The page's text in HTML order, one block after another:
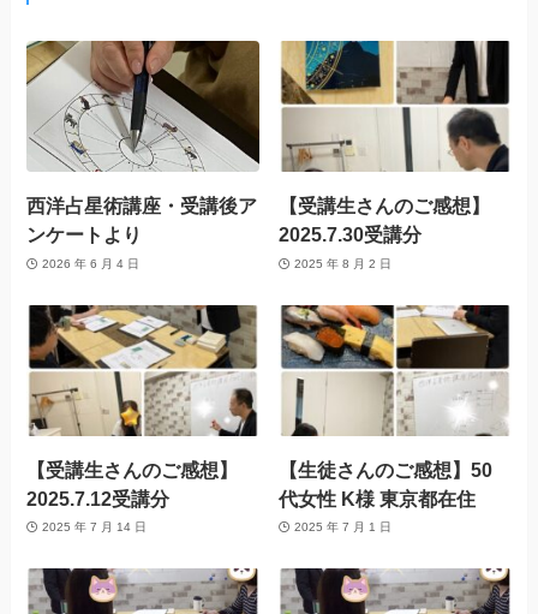
西洋占星術講座・受講後ア
ンケートより
2026 年 6 月 4 日
【受講生さんのご感想】
2025.7.30受講分
2025 年 8 月 2 日
【受講生さんのご感想】
2025.7.12受講分
2025 年 7 月 14 日
【生徒さんのご感想】50
代女性 K様 東京都在住
2025 年 7 月 1 日